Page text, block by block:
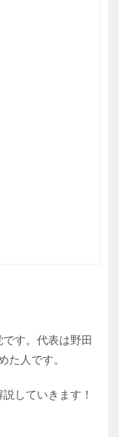
す。代表は野田
た人です。
していきます！